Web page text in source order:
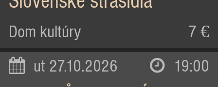
Dom kultúry 7 €
ut 27.10.2026 19:00